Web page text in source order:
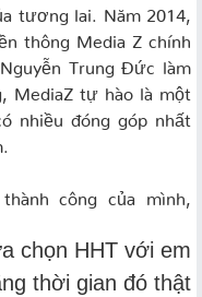
tương lai. Năm 2014,
thông Media Z chính
Trung Đức làm
MediaZ tự hào là một
nhiều đóng góp nhất
công của mình,
chọn HHT với em
thời gian đó thật